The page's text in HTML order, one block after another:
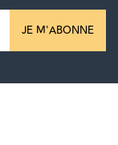
JE M'ABONNE